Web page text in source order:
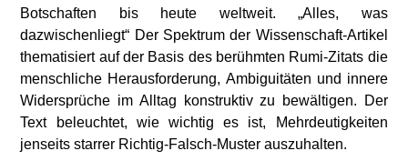
Botschaften bis heute weltweit. „Alles, was
dazwischenliegt“ Der Spektrum der Wissenschaft-Artikel
thematisiert auf der Basis des berühmten Rumi-Zitats die
menschliche Herausforderung, Ambiguitäten und innere
Widersprüche im Alltag konstruktiv zu bewältigen. Der
Text beleuchtet, wie wichtig es ist, Mehrdeutigkeiten
jenseits starrer Richtig-Falsch-Muster auszuhalten.